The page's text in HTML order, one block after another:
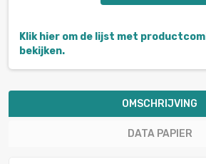
Klik hier om de lijst met
bekijken.
OMSCHRIJVING
DATA PAPIER